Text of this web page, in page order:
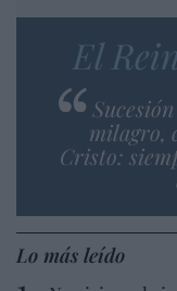
El
milagro,
Cristo:
Lo más leído